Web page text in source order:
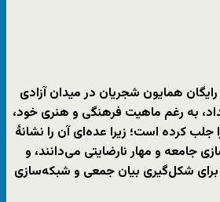
همایون شجریان در میدان آزادی
به رغم ماهیت فرهنگی و هنری خود،
جلب کرده است؛ زیرا عده‌ای آن را نشانهٔ
جامعه و مهار نارضایتی می‌دانند، و
برای شکل‌گیری بیان جمعی و شبکه‌سازی